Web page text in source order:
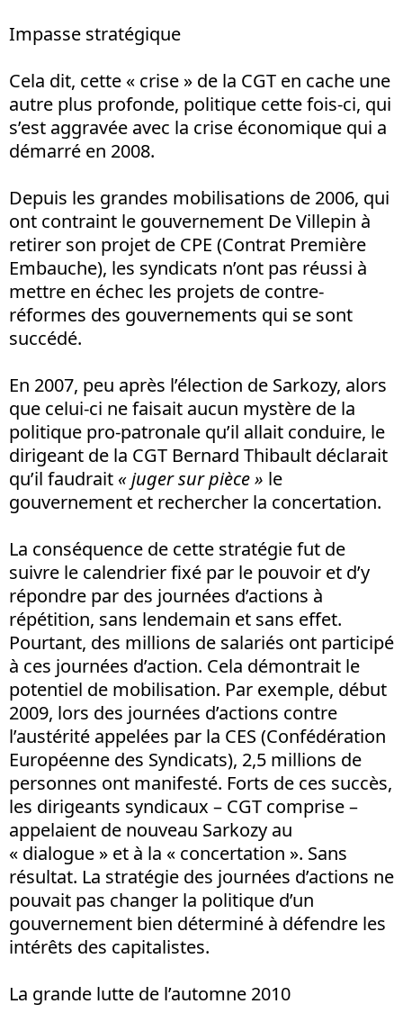
Impasse stratégique
Cela dit, cette « crise » de la CGT en cache une
autre plus profonde, politique cette fois-ci, qui
s’est aggravée avec la crise économique qui a
démarré en 2008.
Depuis les grandes mobilisations de 2006, qui
ont contraint le gouvernement De Villepin à
retirer son projet de CPE (Contrat Première
Embauche), les syndicats n’ont pas réussi à
mettre en échec les projets de contre-
réformes des gouvernements qui se sont
succédé.
En 2007, peu après l’élection de Sarkozy, alors
que celui-ci ne faisait aucun mystère de la
politique pro-patronale qu’il allait conduire, le
dirigeant de la CGT Bernard Thibault déclarait
qu’il faudrait « juger sur pièce » le
gouvernement et rechercher la concertation.
La conséquence de cette stratégie fut de
suivre le calendrier fixé par le pouvoir et d’y
répondre par des journées d’actions à
répétition, sans lendemain et sans effet.
Pourtant, des millions de salariés ont participé
à ces journées d’action. Cela démontrait le
potentiel de mobilisation. Par exemple, début
2009, lors des journées d’actions contre
l’austérité appelées par la CES (Confédération
Européenne des Syndicats), 2,5 millions de
personnes ont manifesté. Forts de ces succès,
les dirigeants syndicaux – CGT comprise –
appelaient de nouveau Sarkozy au
« dialogue » et à la « concertation ». Sans
résultat. La stratégie des journées d’actions ne
pouvait pas changer la politique d’un
gouvernement bien déterminé à défendre les
intérêts des capitalistes.
La grande lutte de l’automne 2010